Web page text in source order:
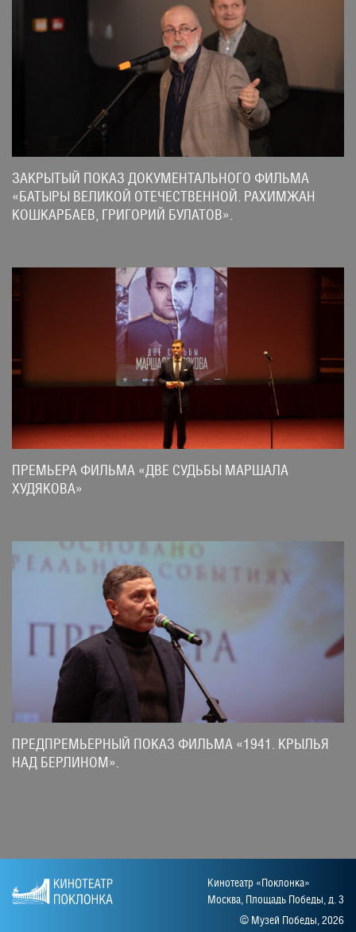
ЗАКРЫТЫЙ ПОКАЗ ДОКУМЕНТАЛЬНОГО ФИЛЬМА
«БАТЫРЫ ВЕЛИКОЙ ОТЕЧЕСТВЕННОЙ. РАХИМЖАН
КОШКАРБАЕВ, ГРИГОРИЙ БУЛАТОВ».
ПРЕМЬЕРА ФИЛЬМА «ДВЕ СУДЬБЫ МАРШАЛА
ХУДЯКОВА»
ПРЕДПРЕМЬЕРНЫЙ ПОКАЗ ФИЛЬМА «1941. КРЫЛЬЯ
НАД БЕРЛИНОМ».
Кинотеатр «Поклонка»
Москва, Площадь Победы, д. 3
© Музей Победы, 2026